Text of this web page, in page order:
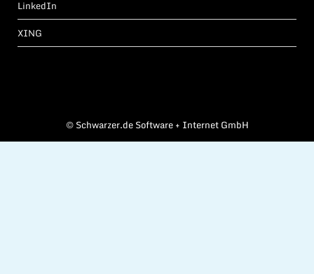
LinkedIn
XING
©Schwarzer.de Software + Internet GmbH